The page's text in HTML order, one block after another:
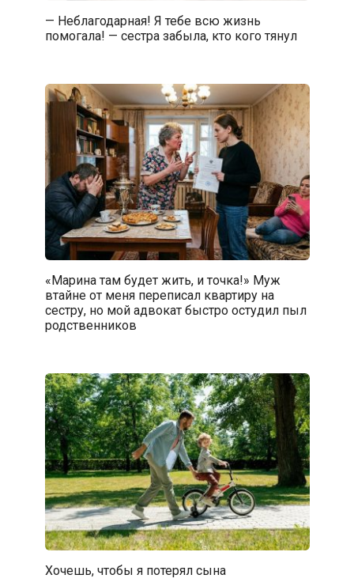
— Неблагодарная! Я тебе всю жизнь
помогала! — сестра забыла, кто кого тянул
«Марина там будет жить, и точка!» Муж
втайне от меня переписал квартиру на
сестру, но мой адвокат быстро остудил пыл
родственников
Хочешь, чтобы я потерял сына